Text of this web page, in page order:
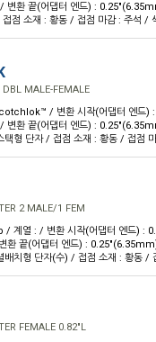
환 끝(어댑터 엔드) :
점 소재 : 황동 / 접점 마감 : 주석 /
MALE-FEMALE
/ 변환 시작(어댑터 엔드
환 끝(어댑터 엔드) :
택형 단자 / 접점 소재 : 황동 / 접점
2 MALE/1 FEM
/ 계열 : / 변환 시작(어댑터 엔드) :
끝(어댑터 엔드) :
배치형 단자(수) / 접점 소재 : 황동 /
FEMALE 0.82"L